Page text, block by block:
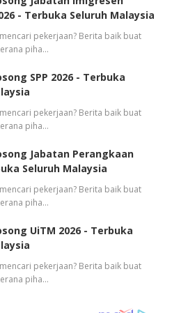
- Terbuka Seluruh Malaysia
pekerjaan? Berita baik buat
piha…
SPP 2026 - Terbuka
pekerjaan? Berita baik buat
piha…
Jabatan Perangkaan
Seluruh Malaysia
pekerjaan? Berita baik buat
piha…
UiTM 2026 - Terbuka
pekerjaan? Berita baik buat
piha…